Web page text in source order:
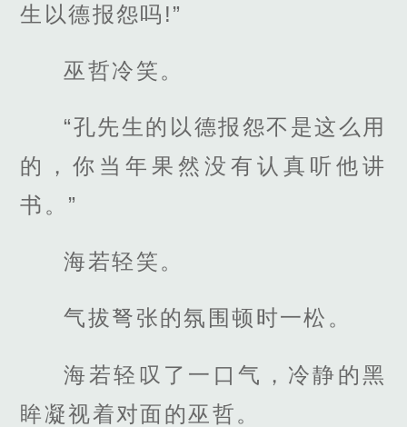
生以德报怨吗!”
巫哲冷笑。
“孔先生的以德报怨不是这么用
的，你当年果然没有认真听他讲
书。”
海若轻笑。
气拔弩张的氛围顿时一松。
海若轻叹了一口气，冷静的黑
眸凝视着对面的巫哲。